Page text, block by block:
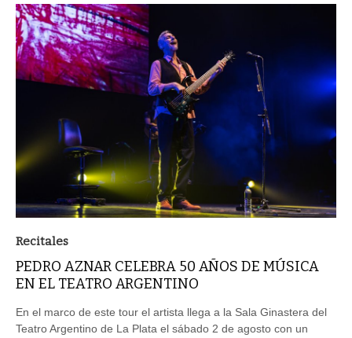
Recitales
PEDRO AZNAR CELEBRA 50 AÑOS DE MÚSICA
EN EL TEATRO ARGENTINO
En el marco de este tour el artista llega a la Sala Ginastera del
Teatro Argentino de La Plata el sábado 2 de agosto con un